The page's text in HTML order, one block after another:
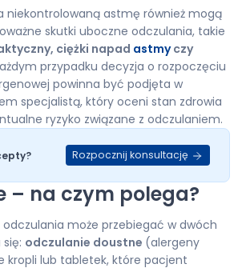
niekontrolowaną astmę również mogą
skutki uboczne odczulania, takie
ciężki napad astmyczy
przypadku decyzja o rozpoczęciu
powinna być podjęta w
specjalistą, który oceni stan zdrowia
ryzyko związane z odczulaniem.
Rozpocznij konsultację
– na czym polega?
może przebiegać w dwóch
odczulanie doustne (alergeny
kropli lub tabletek, które pacjent